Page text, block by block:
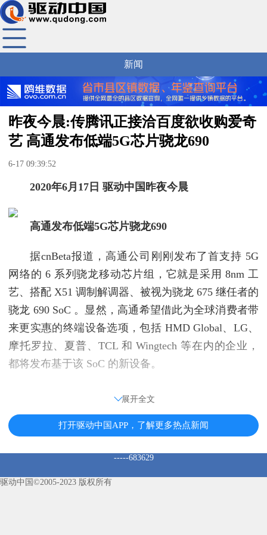
新闻
昨夜今晨:传腾讯正接洽百度欲收购爱奇
艺 高通发布低端5G芯片骁龙690
6-17 09:39:52
2020年6月17日 驱动中国昨夜今晨
高通发布低端5G芯片骁龙690
据cnBeta报道，高通公司刚刚发布了首支持 5G
网络的 6 系列骁龙移动芯片组，它就是采用 8nm 工
艺、搭配 X51 调制解调器、被视为骁龙 675 继任者的
骁龙 690 SoC 。显然，高通希望借此为全球消费者带
来更实惠的终端设备选项，包括 HMD Global、LG、
摩托罗拉、夏普、TCL 和 Wingtech 等在内的企业，
都将发布基于该 SoC 的新设备。
展开全文
打开驱动中国APP，了解更多热点新闻
-----683629
驱动中国©2005-2023 版权所有